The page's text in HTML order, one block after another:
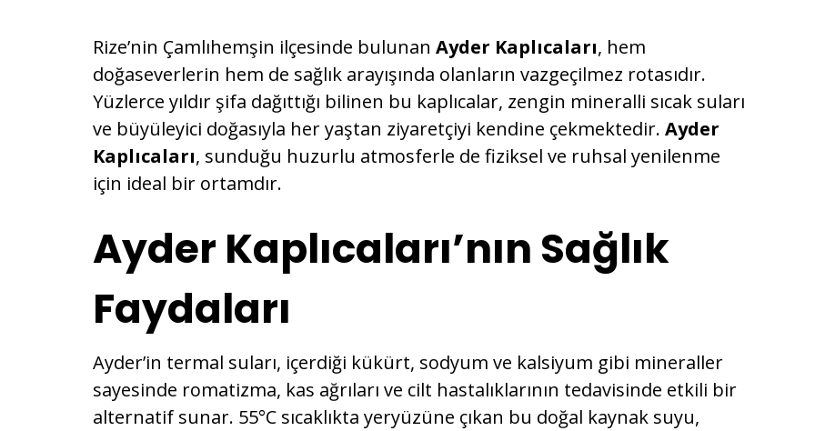
Rize’nin Çamlıhemşin ilçesinde bulunan Ayder Kaplıcaları, hem
doğaseverlerin hem de sağlık arayışında olanların vazgeçilmez rotasıdır.
Yüzlerce yıldır şifa dağıttığı bilinen bu kaplıcalar, zengin mineralli sıcak suları
ve büyüleyici doğasıyla her yaştan ziyaretçiyi kendine çekmektedir. Ayder
Kaplıcaları, sunduğu huzurlu atmosferle de fiziksel ve ruhsal yenilenme
için ideal bir ortamdır.
Ayder Kaplıcaları’nın Sağlık
Faydaları
Ayder’in termal suları, içerdiği kükürt, sodyum ve kalsiyum gibi mineraller
sayesinde romatizma, kas ağrıları ve cilt hastalıklarının tedavisinde etkili bir
alternatif sunar. 55°C sıcaklıkta yeryüzüne çıkan bu doğal kaynak suyu,